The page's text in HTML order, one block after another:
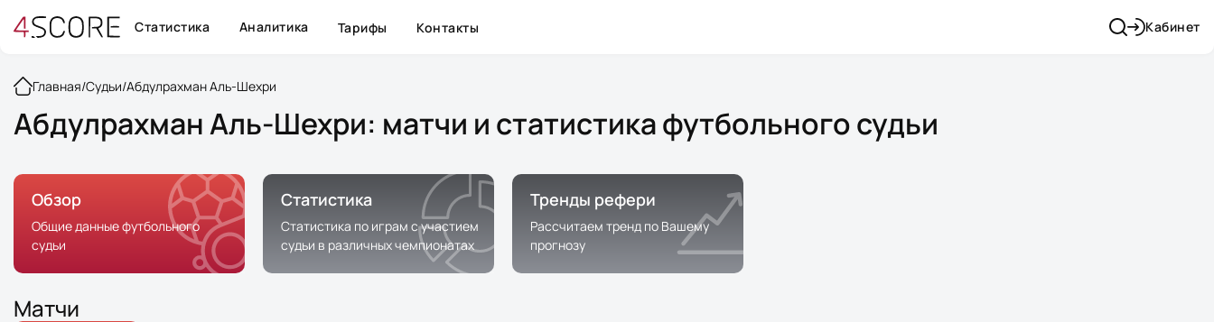
Статистика Аналитика Тарифы Контакты Кабинет
Главная/Судьи/Абдулрахман Аль-Шехри
Абдулрахман Аль-Шехри: матчи и статистика футбольного судьи
Обзор
Общие данные футбольного
судьи
Статистика
Статистика по играм с участием
судьи в различных чемпионатах
Тренды рефери
Рассчитаем тренд по Вашему
прогнозу
Матчи